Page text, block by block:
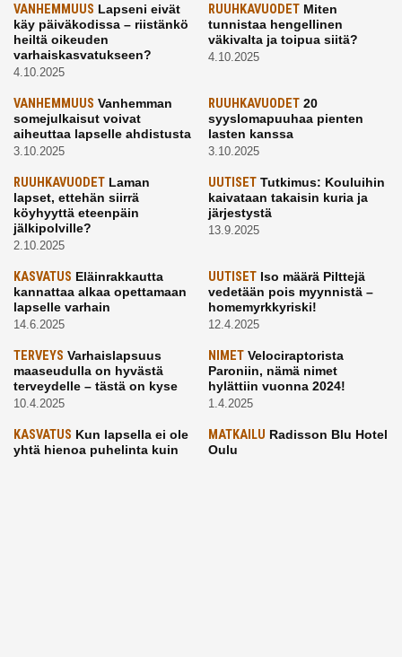
VANHEMMUUS Lapseni eivät
käy päiväkodissa – riistänkö
heiltä oikeuden
varhaiskasvatukseen?
4.10.2025
RUUHKAVUODETMiten
tunnistaa hengellinen
väkivalta ja toipua siitä?
4.10.2025
VANHEMMUUS Vanhemman
somejulkaisut voivat
aiheuttaa lapselle ahdistusta
3.10.2025
RUUHKAVUODET20
syyslomapuuhaa pienten
lasten kanssa
3.10.2025
RUUHKAVUODET Laman
lapset, ettehän siirrä
köyhyyttä eteenpäin
jälkipolville?
2.10.2025
UUTISETTutkimus: Kouluihin
kaivataan takaisin kuria ja
järjestystä
13.9.2025
KASVATUS Eläinrakkautta
kannattaa alkaa opettamaan
lapselle varhain
14.6.2025
UUTISETIso määrä Pilttejä
vedetään pois myynnistä –
homemyrkkyriski!
12.4.2025
TERVEYS Varhaislapsuus
maaseudulla on hyvästä
terveydelle – tästä on kyse
10.4.2025
NIMETVelociraptorista
Paroniin, nämä nimet
hylättiin vuonna 2024!
1.4.2025
KASVATUS Kun lapsella ei ole
yhtä hienoa puhelinta kuin
MATKAILU Radisson Blu Hotel
Oulu